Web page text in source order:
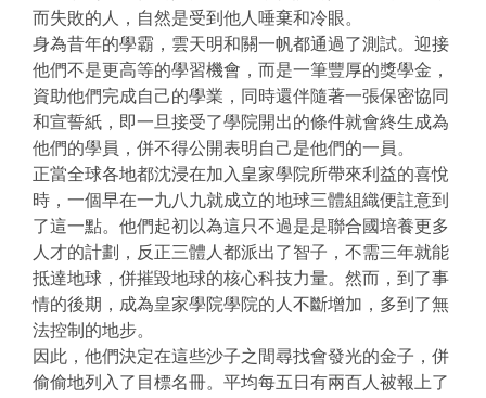
而失敗的人，自然是受到他人唾棄和冷眼。
身為昔年的學霸，雲天明和關一帆都通過了測試。迎接
他們不是更高等的學習機會，而是一筆豐厚的獎學金，
資助他們完成自己的學業，同時還伴隨著一張保密協同
和宣誓紙，即一旦接受了學院開出的條件就會終生成為
他們的學員，併不得公開表明自己是他們的一員。
正當全球各地都沈浸在加入皇家學院所帶來利益的喜悅
時，一個早在一九八九就成立的地球三體組織便註意到
了這一點。他們起初以為這只不過是是聯合國培養更多
人才的計劃，反正三體人都派出了智子，不需三年就能
抵達地球，併摧毀地球的核心科技力量。然而，到了事
情的後期，成為皇家學院學院的人不斷增加，多到了無
法控制的地步。
因此，他們決定在這些沙子之間尋找會發光的金子，併
偷偷地列入了目標名冊。平均每五日有兩百人被報上了